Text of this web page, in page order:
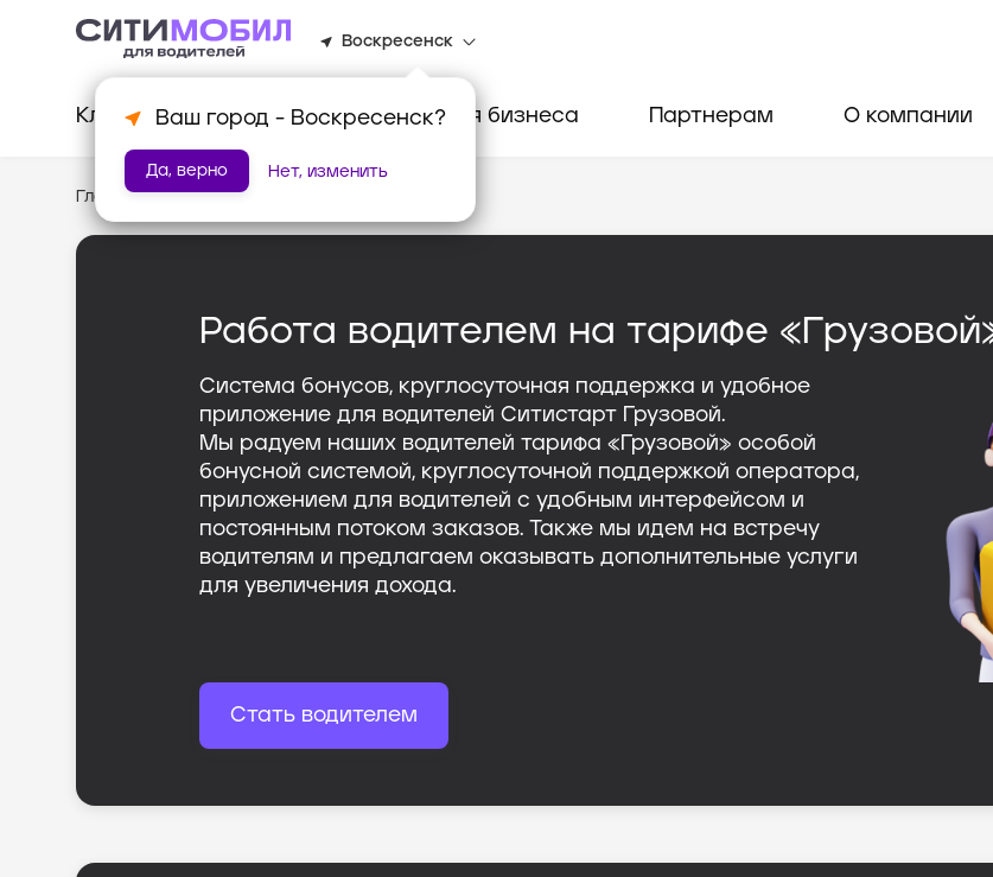
Воскресенск
Ваш город - Воскресенск?
Да, верно Нет, изменить
Клиентам Водителям Для бизнеса Партнерам О компании
Главная /Тариф «Грузовой»
Работа водителем на тарифе
Система бонусов, круглосуточная поддержка и удобное
приложение для водителей Ситистарт Грузовой.
Мы радуем наших водителей тарифа «Грузовой» особой
бонусной системой, круглосуточной поддержкой оператора,
приложением для водителей с удобным интерфейсом и
постоянным потоком заказов. Также мы идем на встречу
водителям и предлагаем оказывать дополнительные услуги
для увеличения дохода.
Стать водителем